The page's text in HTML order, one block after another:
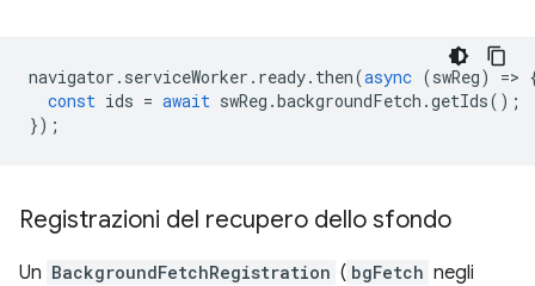
navigator . serviceWorker . ready. then(async (swReg) =>
const ids = await swReg .backgroundFetch .getIds();
});
Registrazioni del recupero dello sfondo
Un BackgroundFetchRegistration ( bgFetch negli